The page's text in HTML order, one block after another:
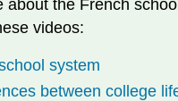
about the French
videos:
system
between college